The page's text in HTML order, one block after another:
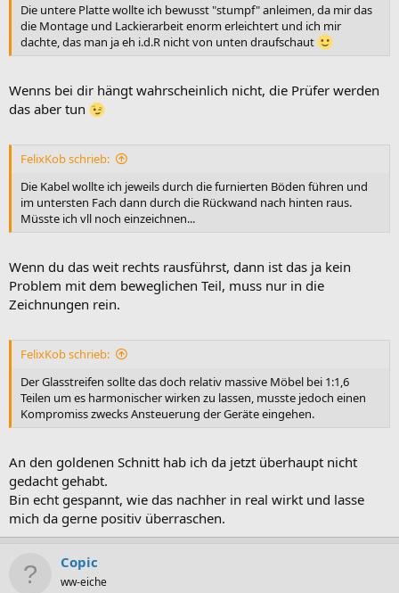
Die untere Platte wollte ich bewusst "stumpf" anleimen, da mir das
die Montage und Lackierarbeit enorm erleichtert und ich mir
dachte, das man ja eh i.d.R nicht von unten draufschaut
Wenns bei dir hängt wahrscheinlich nicht, die Prüfer werden
das aber tun
FelixKob schrieb:
Die Kabel wollte ich jeweils durch die furnierten Böden führen und
im untersten Fach dann durch die Rückwand nach hinten raus.
Müsste ich vll noch einzeichnen...
Wenn du das weit rechts rausführst, dann ist das ja kein
Problem mit dem beweglichen Teil, muss nur in die
Zeichnungen rein.
FelixKob schrieb:
Der Glasstreifen sollte das doch relativ massive Möbel bei 1:1,6
Teilen um es harmonischer wirken zu lassen, musste jedoch einen
Kompromiss zwecks Ansteuerung der Geräte eingehen.
An den goldenen Schnitt hab ich da jetzt überhaupt nicht
gedacht gehabt.
Bin echt gespannt, wie das nachher in real wirkt und lasse
mich da gerne positiv überraschen.
Copic
ww-eiche